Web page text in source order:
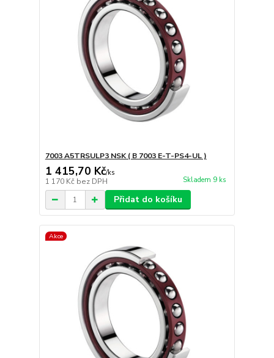
7003 A5TRSULP3 NSK ( B 7003 E-T-PS4-UL )
1 415,70 Kč/ks
1 170 Kč bez DPH Skladem 9 ks
Přidat do košíku
Akce